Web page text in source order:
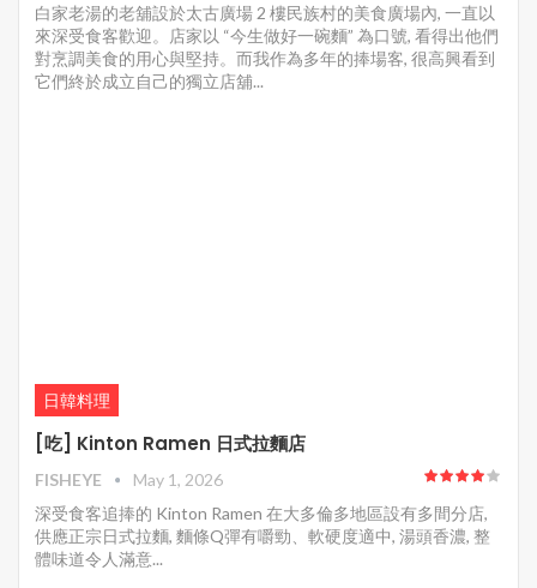
白家老湯的老舖設於太古廣場 2 樓民族村的美食廣場內, 一直以
來深受食客歡迎。店家以 “今生做好一碗麵” 為口號, 看得出他們
對烹調美食的用心與堅持。而我作為多年的捧場客, 很高興看到
它們終於成立自己的獨立店舖...
日韓料理
[吃] Kinton Ramen 日式拉麵店
FISHEYE
May 1, 2026
深受食客追捧的 Kinton Ramen 在大多倫多地區設有多間分店,
供應正宗日式拉麵, 麵條Q彈有嚼勁、軟硬度適中, 湯頭香濃, 整
體味道令人滿意...